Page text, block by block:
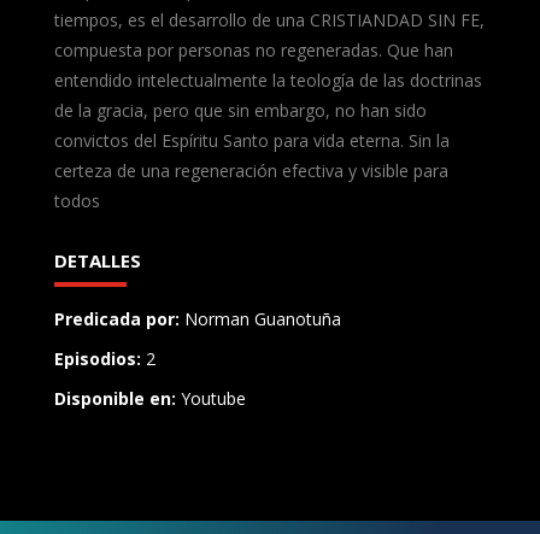
tiempos, es el desarrollo de una CRISTIANDAD SIN FE,
compuesta por personas no regeneradas. Que han
entendido intelectualmente la teología de las doctrinas
de la gracia, pero que sin embargo, no han sido
convictos del Espíritu Santo para vida eterna. Sin la
certeza de una regeneración efectiva y visible para
todos
DETALLES
Predicada por: Norman Guanotuña
Episodios: 2
Disponible en: Youtube